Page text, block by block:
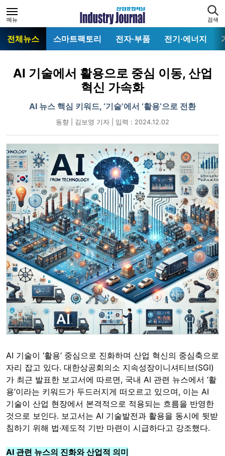
메뉴 검색
전체뉴스 스마트팩토리 전자·부품 전기·에너지
AI 기술에서 활용으로 중심 이동, 산업
혁신 가속화
AI 뉴스 핵심 키워드, ‘기술’에서 ‘활용’으로 전환
동향 | 김보영 기자 | 입력 : 2024.12.02
AI 기술이 ‘활용’ 중심으로 진화하며 산업 혁신의 중심축으로
자리 잡고 있다. 대한상공회의소 지속성장이니셔티브(SGI)
가 최근 발표한 보고서에 따르면, 국내 AI 관련 뉴스에서 ‘활
용’이라는 키워드가 두드러지게 떠오르고 있으며, 이는 AI
기술이 산업 현장에서 본격적으로 적용되는 흐름을 반영한
것으로 보인다. 보고서는 AI 기술발전과 활용을 동시에 뒷받
침하기 위해 법·제도적 기반 마련이 시급하다고 강조했다.
AI 관련 뉴스의 진화와 산업적 의미